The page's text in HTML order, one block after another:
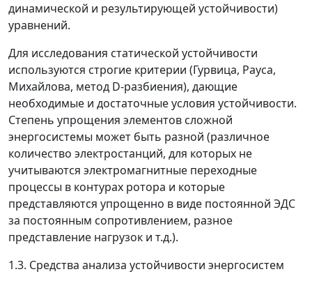
динамической и результирующей устойчивости)
уравнений.
Для исследования статической устойчивости
используются строгие критерии (Гурвица, Рауса,
Михайлова, метод D-разбиения), дающие
необходимые и достаточные условия устойчивости.
Степень упрощения элементов сложной
энергосистемы может быть разной (различное
количество электростанций, для которых не
учитываются электромагнитные переходные
процессы в контурах ротора и которые
представляются упрощенно в виде постоянной ЭДС
за постоянным сопротивлением, разное
представление нагрузок и т.д.).
1.3. Средства анализа устойчивости энергосистем